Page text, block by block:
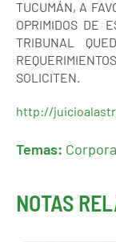
TUCUMÁN, A
OPRIMIDOS DE
TRIBUNAL
SOLICITEN.
http://
Temas:
NOTAS